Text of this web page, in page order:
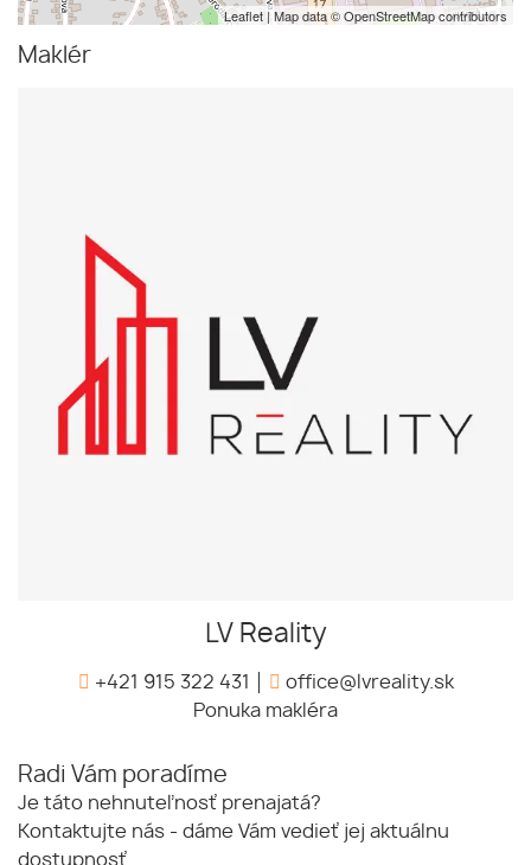
Leaflet | Map data ©OpenStreetMapcontributors
Maklér
LV Reality
+421 915 322 431
office@lvreality.sk
Ponuka makléra
Radi Vám poradíme
Je táto nehnuteľnosť prenajatá?
Kontaktujte nás - dáme Vám vedieť jej aktuálnu
dostupnosť.